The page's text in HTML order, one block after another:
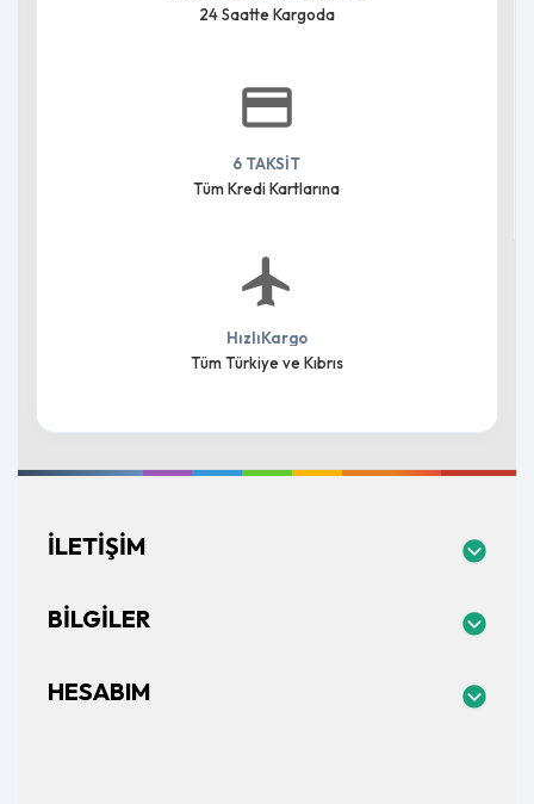
24 Saatte Kargoda
6 TAKSİT
Tüm Kredi Kartlarına
HızlıKargo
Tüm Türkiye ve Kıbrıs
İLETIŞIM
BILGILER
HESABIM